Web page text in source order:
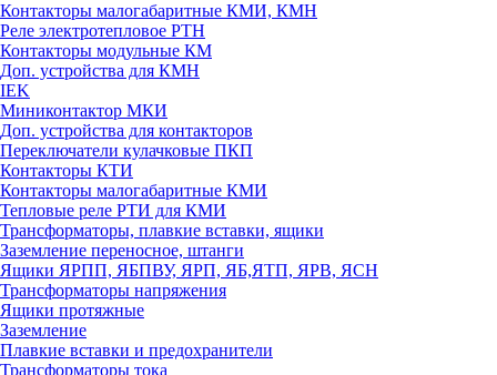
Контакторы малогабаритные КМИ, КМН
Реле электротепловое РТН
Контакторы модульные КМ
Доп. устройства для КМН
IEK
Миниконтактор МКИ
Доп. устройства для контакторов
Переключатели кулачковые ПКП
Контакторы КТИ
Контакторы малогабаритные КМИ
Тепловые реле РTИ для КМИ
Трансформаторы, плавкие вставки, ящики
Заземление переносное, штанги
Ящики ЯРПП, ЯБПВУ, ЯРП, ЯБ,ЯТП, ЯРВ, ЯСН
Трансформаторы напряжения
Ящики протяжные
Заземление
Плавкие вставки и предохранители
Трансформаторы тока